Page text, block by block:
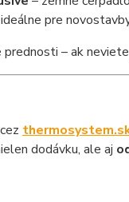
pre
prednosti – ak
dodávku, ale aj